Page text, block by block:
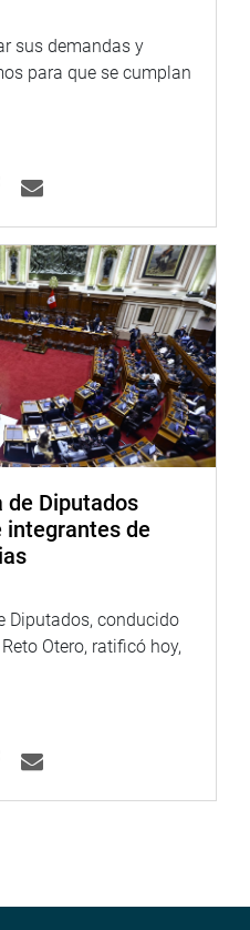
todo se puede. Les deseo
emprendedores de mi
Chunga.
Constitución donde
piuranos.
sus demandas y
para que se cumplan
de Diputados
integrantes de
Diputados, conducido
Otero, ratificó hoy,